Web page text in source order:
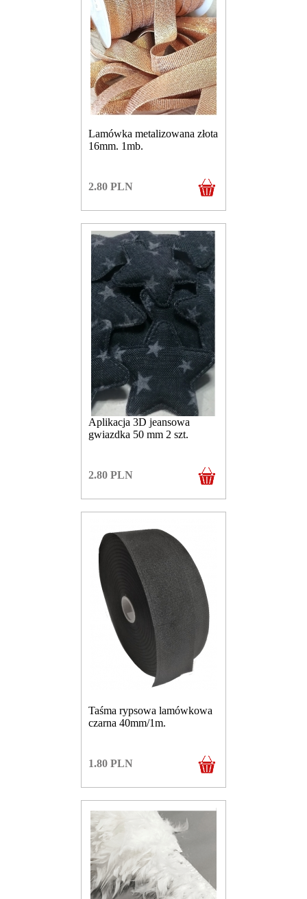
Lamówka metalizowana złota
16mm. 1mb.
2.80 PLN
Aplikacja 3D jeansowa
gwiazdka 50 mm 2 szt.
2.80 PLN
Taśma rypsowa lamówkowa
czarna 40mm/1m.
1.80 PLN